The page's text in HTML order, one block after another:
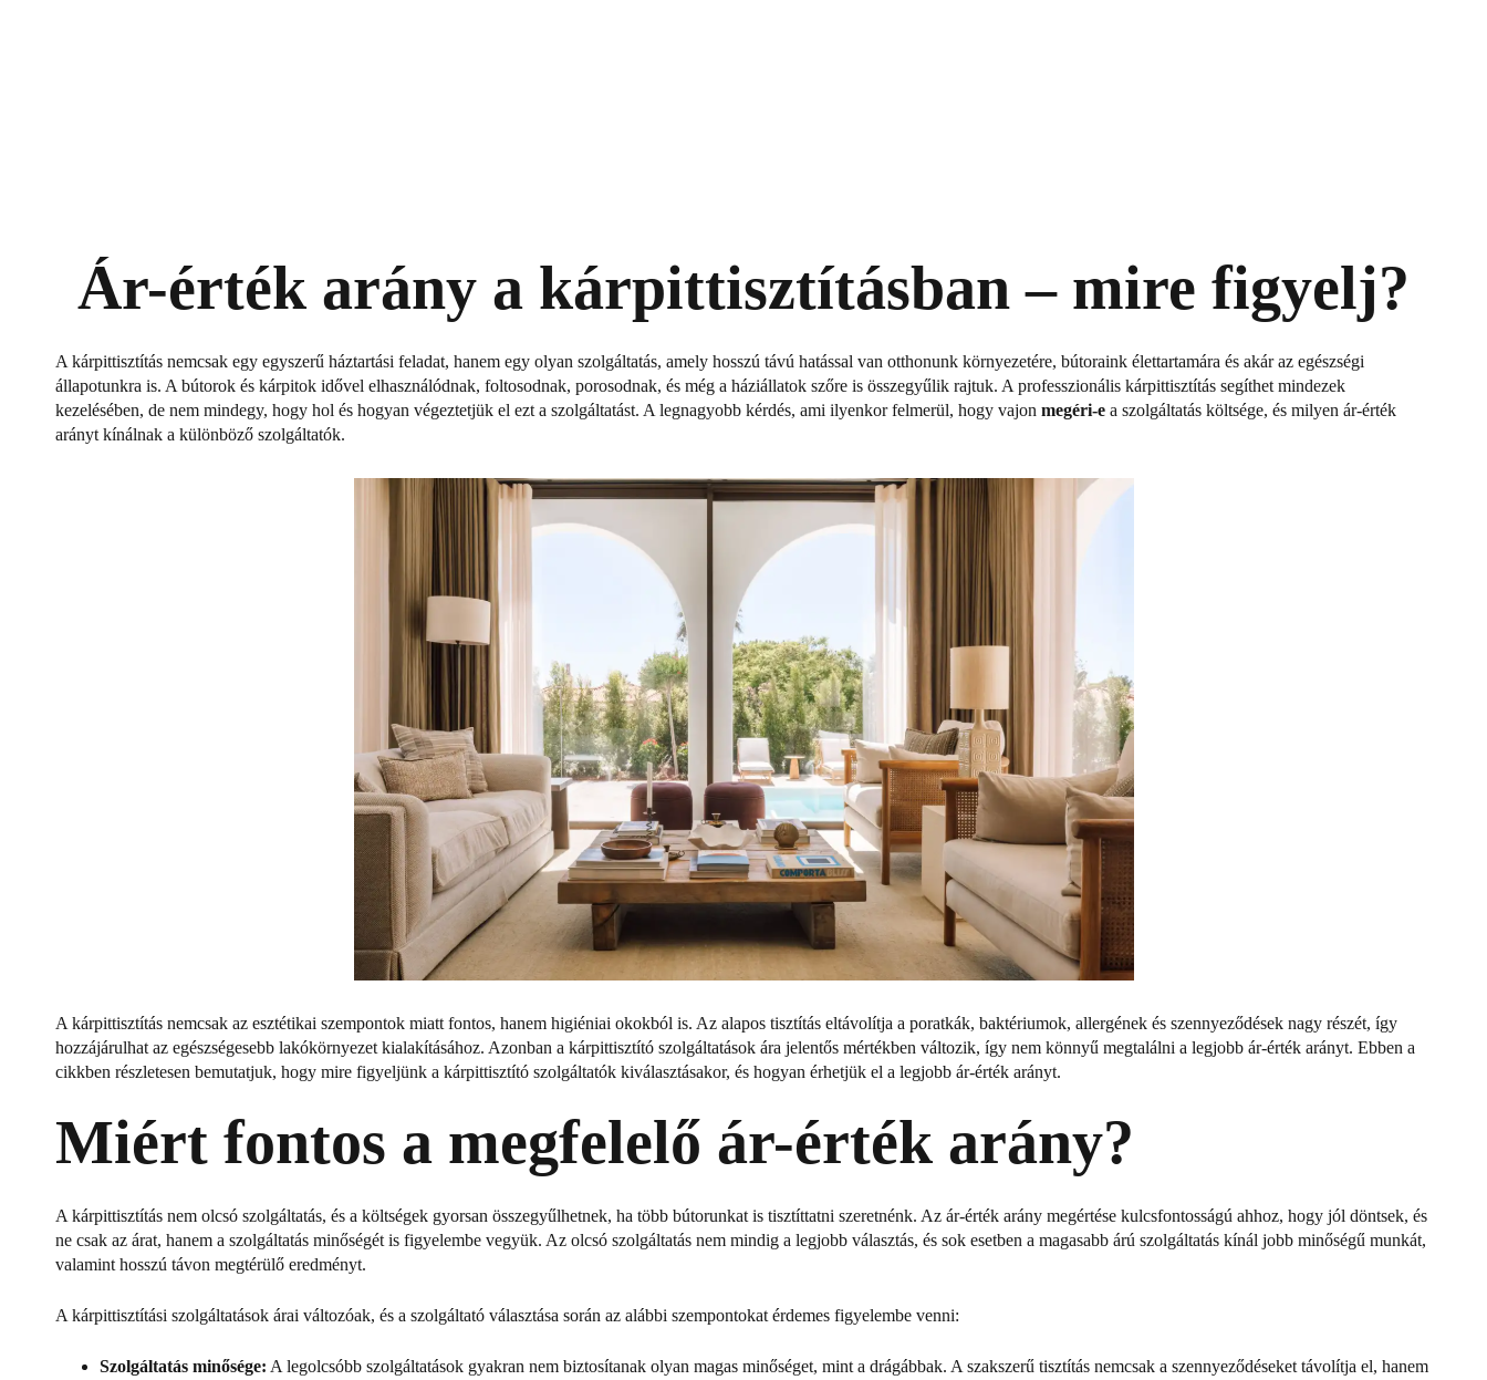
Ár-érték arány a kárpittisztításban – mire figyelj?
A kárpittisztítás nemcsak egy egyszerű háztartási feladat, hanem egy olyan szolgáltatás, amely hosszú távú hatással van otthonunk környezetére, bútoraink élettartamára és akár az egészségi
állapotunkra is. A bútorok és kárpitok idővel elhasználódnak, foltosodnak, porosodnak, és még a háziállatok szőre is összegyűlik rajtuk. A professzionális kárpittisztítás segíthet mindezek
kezelésében, de nem mindegy, hogy hol és hogyan végeztetjük el ezt a szolgáltatást. A legnagyobb kérdés, ami ilyenkor felmerül, hogy vajon megéri-e a szolgáltatás költsége, és milyen ár-érték
arányt kínálnak a különböző szolgáltatók.
A kárpittisztítás nemcsak az esztétikai szempontok miatt fontos, hanem higiéniai okokból is. Az alapos tisztítás eltávolítja a poratkák, baktériumok, allergének és szennyeződések nagy részét, így
hozzájárulhat az egészségesebb lakókörnyezet kialakításához. Azonban a kárpittisztító szolgáltatások ára jelentős mértékben változik, így nem könnyű megtalálni a legjobb ár-érték arányt. Ebben a
cikkben részletesen bemutatjuk, hogy mire figyeljünk a kárpittisztító szolgáltatók kiválasztásakor, és hogyan érhetjük el a legjobb ár-érték arányt.
Miért fontos a megfelelő ár-érték arány?
A kárpittisztítás nem olcsó szolgáltatás, és a költségek gyorsan összegyűlhetnek, ha több bútorunkat is tisztíttatni szeretnénk. Az ár-érték arány megértése kulcsfontosságú ahhoz, hogy jól döntsek, és
ne csak az árat, hanem a szolgáltatás minőségét is figyelembe vegyük. Az olcsó szolgáltatás nem mindig a legjobb választás, és sok esetben a magasabb árú szolgáltatás kínál jobb minőségű munkát,
valamint hosszú távon megtérülő eredményt.
A kárpittisztítási szolgáltatások árai változóak, és a szolgáltató választása során az alábbi szempontokat érdemes figyelembe venni:
Szolgáltatás minősége: A legolcsóbb szolgáltatások gyakran nem biztosítanak olyan magas minőséget, mint a drágábbak. A szakszerű tisztítás nemcsak a szennyeződéseket távolítja el, hanem